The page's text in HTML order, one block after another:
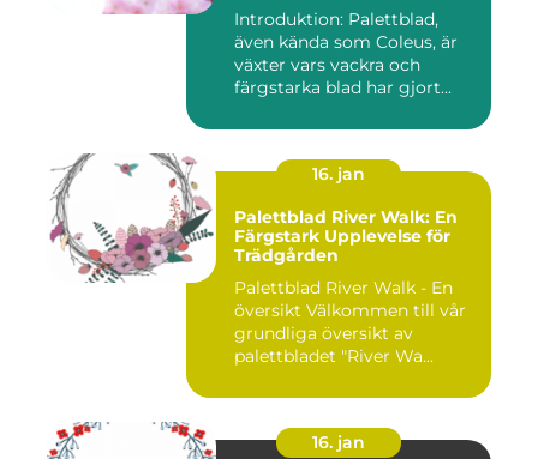
Introduktion: Palettblad,
även kända som Coleus, är
växter vars vackra och
färgstarka blad har gjort...
16. jan
Palettblad River Walk: En
Färgstark Upplevelse för
Trädgården
Palettblad River Walk - En
översikt Välkommen till vår
grundliga översikt av
palettbladet "River Wa...
16. jan